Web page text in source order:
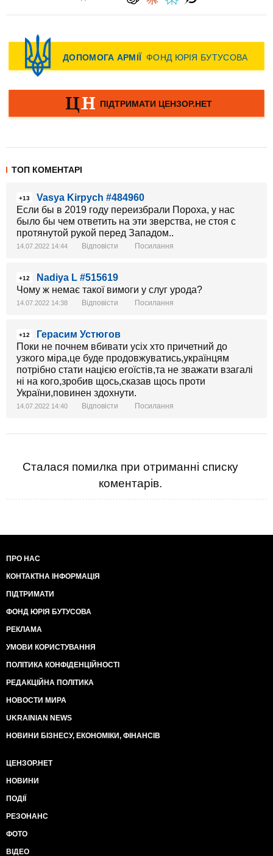
ТОП КОМЕНТАРІ
+13
Vasya Kirpych #484960
Если бы в 2019 году переизбрали Пороха, у нас
было бы чем ответить на эти зверства, не стоя с
протянутой рукой перед Западом..
14.07.2022 14:44 Відповісти Посилання
+12
Nadiya L #515619
Чому ж немає такої вимоги у слуг урода?
14.07.2022 14:38 Відповісти Посилання
+12
Герасим Устюгов
Поки не почнем вбивати усіх хто причетний до
узкого міра,це буде продовжуватись,українцям
потрібно стати нацією егоїстів,та не зважати взагалі
ні на кого,зробив щось,сказав щось проти
України,повинен здохнути.
14.07.2022 14:40 Відповісти Посилання
Сталася помилка при отриманні списку
коментарів.
ПРО НАС
КОНТАКТНА ІНФОРМАЦІЯ
ПІДТРИМАТИ
ФОНД ЮРІЯ БУТУСОВА
РЕКЛАМА
УМОВИ КОРИСТУВАННЯ
ПОЛІТИКА КОНФІДЕНЦІЙНОСТІ
РЕДАКЦІЙНА ПОЛІТИКА
НОВОСТИ МИРА
UKRAINIAN NEWS
НОВИНИ БІЗНЕСУ, ЕКОНОМІКИ, ФІНАНСІВ
ЦЕНЗОР.НЕТ
НОВИНИ
ПОДІЇ
РЕЗОНАНС
ФОТО
ВІДЕО